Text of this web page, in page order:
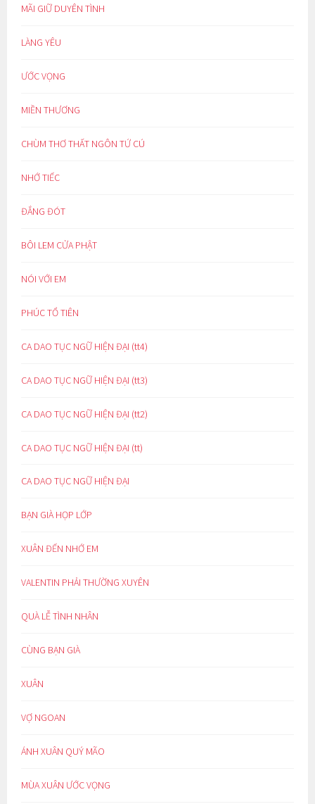
MÃI GIỮ DUYÊN TÌNH
LÀNG YÊU
ƯỚC VỌNG
MIỀN THƯƠNG
CHÙM THƠ THẤT NGÔN TỨ CÚ
NHỚ TIẾC
ĐẮNG ĐÓT
BÔI LEM CỬA PHẬT
NÓI VỚI EM
PHÚC TỔ TIÊN
CA DAO TỤC NGỮ HIỆN ĐẠI (tt4)
CA DAO TỤC NGỮ HIỆN ĐẠI (tt3)
CA DAO TỤC NGỮ HIỆN ĐẠI (tt2)
CA DAO TỤC NGỮ HIỆN ĐẠI (tt)
CA DAO TỤC NGỮ HIỆN ĐẠI
BẠN GIÀ HỌP LỚP
XUÂN ĐẾN NHỚ EM
VALENTIN PHẢI THƯỜNG XUYÊN
QUÀ LỄ TÌNH NHÂN
CÙNG BẠN GIÀ
XUÂN
VỢ NGOAN
ÁNH XUÂN QUÝ MÃO
MÙA XUÂN ƯỚC VỌNG